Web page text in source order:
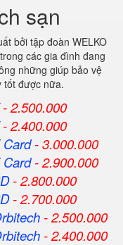
sạn
bởi tập đoàn WELKO
các gia đình đang
những giúp bảo vệ
tốt được nữa.
- 2.500.000
- 2.400.000
- 3.000.000
- 2.900.000
- 2.800.000
- 2.700.000
- 2.500.000
- 2.400.000